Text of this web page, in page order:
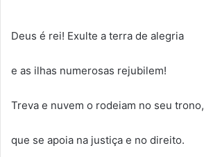
Deus é rei! Exulte a terra de alegria
e as ilhas numerosas rejubilem!
Treva e nuvem o rodeiam no seu trono,
que se apoia na justiça e no direito.